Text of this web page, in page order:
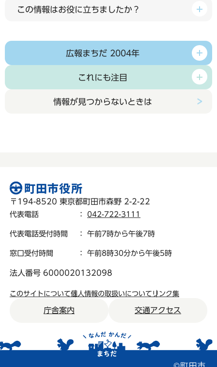
この情報はお役に立ちましたか？
広報まちだ 2004年
これにも注目
情報が見つからないときは
〒194-8520 東京都町田市森野 2-2-22
代表電話 ： 042-722-3111
代表電話受付時間 ： 午前7時から午後7時
窓口受付時間 ： 午前8時30分から午後5時
法人番号 6000020132098
このサイトについて個人情報の取扱いについて リンク集
庁舎案内 交通アクセス